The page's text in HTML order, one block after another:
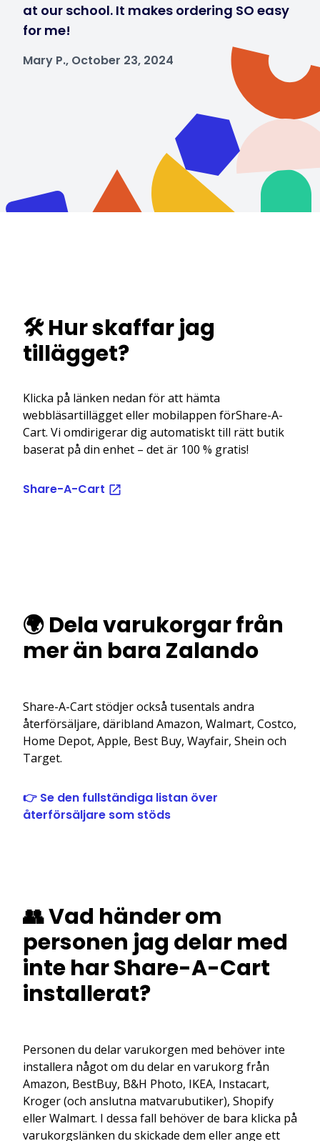
at our school. It makes ordering SO easy
for me!
Mary P., October 23, 2024
🛠️ Hur skaffar jag
tillägget?
Klicka på länken nedan för att hämta
webbläsartillägget eller mobilappen förShare-A-
Cart. Vi omdirigerar dig automatiskt till rätt butik
baserat på din enhet – det är 100 % gratis!
Share-A-Cart
🌍 Dela varukorgar från
mer än bara Zalando
Share-A-Cart stödjer också tusentals andra
återförsäljare, däribland Amazon, Walmart, Costco,
Home Depot, Apple, Best Buy, Wayfair, Shein och
Target.
👉 Se den fullständiga listan över
återförsäljare som stöds
👥 Vad händer om
personen jag delar med
inte har Share-A-Cart
installerat?
Personen du delar varukorgen med behöver inte
installera något om du delar en varukorg från
Amazon, BestBuy, B&H Photo, IKEA, Instacart,
Kroger (och anslutna matvarubutiker), Shopify
eller Walmart. I dessa fall behöver de bara klicka på
varukorgslänken du skickade dem eller ange ett